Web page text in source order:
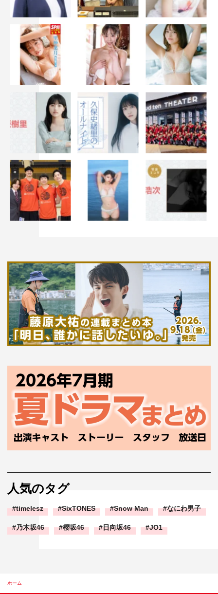
人気のタグ
timelesz SixTONES Snow Man なにわ男子
乃木坂46 櫻坂46 日向坂46 JO1
ホーム